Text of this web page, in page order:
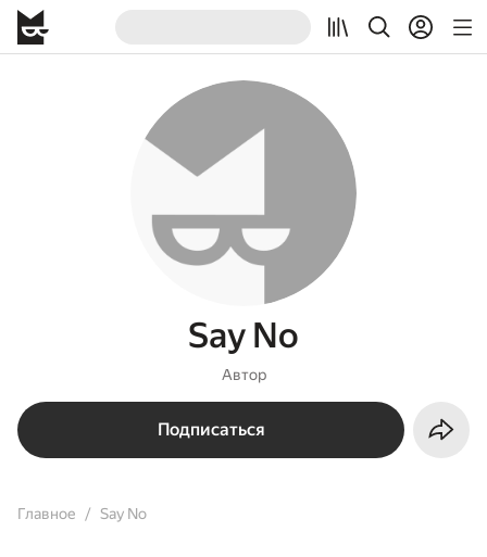
Say No
Автор
Подписаться
Главное Say No